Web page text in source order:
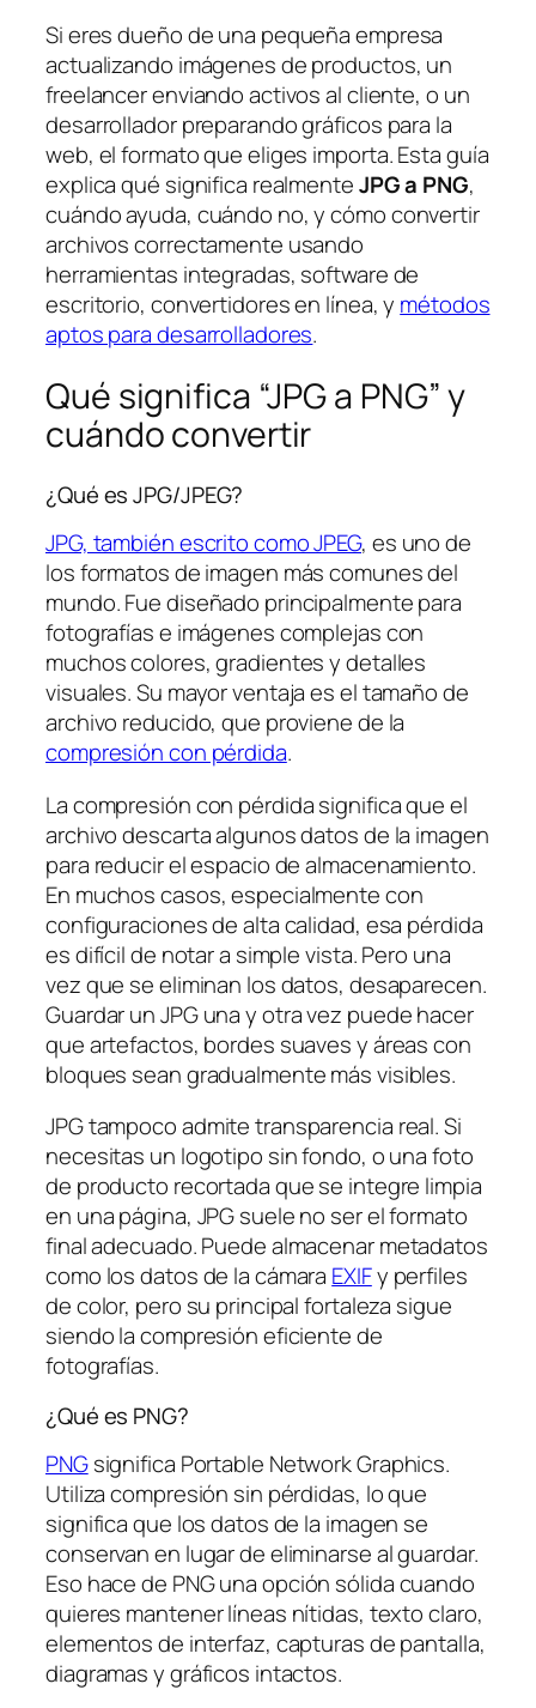
Si eres dueño de una pequeña empresa
actualizando imágenes de productos, un
freelancer enviando activos al cliente, o un
desarrollador preparando gráficos para la
web, el formato que eliges importa. Esta guía
explica qué significa realmenteJPG a PNG,
cuándo ayuda, cuándo no, y cómo convertir
archivos correctamente usando
herramientas integradas, software de
escritorio, convertidores en línea, y métodos
aptos para desarrolladores.
Qué significa “JPG a PNG” y
cuándo convertir
¿Qué es JPG/JPEG?
JPG, también escrito como JPEG, es uno de
los formatos de imagen más comunes del
mundo. Fue diseñado principalmente para
fotografías e imágenes complejas con
muchos colores, gradientes y detalles
visuales. Su mayor ventaja es el tamaño de
archivo reducido, que proviene de la
compresión con pérdida.
La compresión con pérdida significa que el
archivo descarta algunos datos de la imagen
para reducir el espacio de almacenamiento.
En muchos casos, especialmente con
configuraciones de alta calidad, esa pérdida
es difícil de notar a simple vista. Pero una
vez que se eliminan los datos, desaparecen.
Guardar un JPG una y otra vez puede hacer
que artefactos, bordes suaves y áreas con
bloques sean gradualmente más visibles.
JPG tampoco admite transparencia real. Si
necesitas un logotipo sin fondo, o una foto
de producto recortada que se integre limpia
en una página, JPG suele no ser el formato
final adecuado. Puede almacenar metadatos
como los datos de la cámara EXIFy perfiles
de color, pero su principal fortaleza sigue
siendo la compresión eficiente de
fotografías.
¿Qué es PNG?
PNGsignifica Portable Network Graphics.
Utiliza compresión sin pérdidas, lo que
significa que los datos de la imagen se
conservan en lugar de eliminarse al guardar.
Eso hace de PNG una opción sólida cuando
quieres mantener líneas nítidas, texto claro,
elementos de interfaz, capturas de pantalla,
diagramas y gráficos intactos.